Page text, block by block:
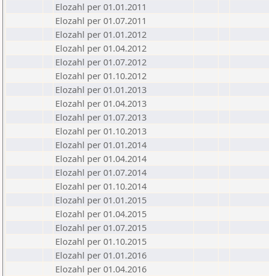
Elozahl per 01.01.2011
Elozahl per 01.07.2011
Elozahl per 01.01.2012
Elozahl per 01.04.2012
Elozahl per 01.07.2012
Elozahl per 01.10.2012
Elozahl per 01.01.2013
Elozahl per 01.04.2013
Elozahl per 01.07.2013
Elozahl per 01.10.2013
Elozahl per 01.01.2014
Elozahl per 01.04.2014
Elozahl per 01.07.2014
Elozahl per 01.10.2014
Elozahl per 01.01.2015
Elozahl per 01.04.2015
Elozahl per 01.07.2015
Elozahl per 01.10.2015
Elozahl per 01.01.2016
Elozahl per 01.04.2016